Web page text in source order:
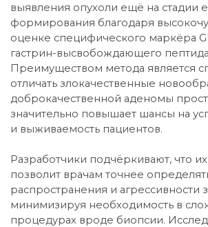
выявления опухоли ещё на стадии
формирования благодаря
оценке специфического маркёра
гастрин-высвобождающего
Преимуществом метода является
отличать злокачественные
доброкачественной аденомы
значительно повышает шансы на
и выживаемость пациентов.
Разработчики подчёркивают, что
позволит врачам точнее
распространения и агрессивности
минимизируя необходимость в
процедурах вроде биопсии.